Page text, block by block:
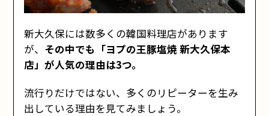
新大久保には数多くの韓国料理店があります
が、 その中でも「ヨプの王豚塩焼 新大久保本
店」が人気の理由は3つ。
流行りだけではない、多くのリピーターを生み
出している理由を見てみましょう。